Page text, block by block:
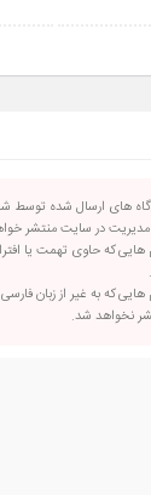
های ارسال شده توسط
مدیریت در سایت منتشر
هایی که حاوی تهمت یا
هایی که به غیر از زبان
نخواهد شد.